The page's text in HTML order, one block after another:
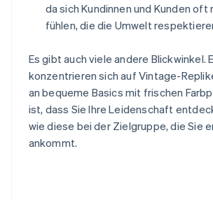
da sich Kundinnen und Kunden
fühlen, die die Umwelt
Es gibt auch viele andere Blickwinkel.
konzentrieren sich auf Vintage-
an bequeme Basics mit frischen
ist, dass Sie Ihre Leidenschaft
wie diese bei der Zielgruppe, die Sie
ankommt.